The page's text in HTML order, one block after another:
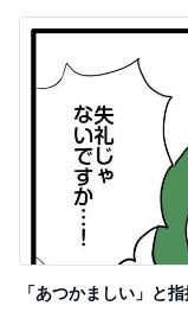
「あつかましい」と